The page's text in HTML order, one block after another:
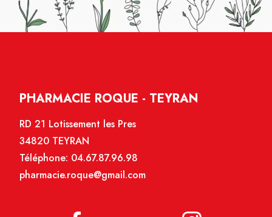
PHARMACIE ROQUE - TEYRAN
RD 21 Lotissement les Pres
34820 TEYRAN
Téléphone: 04.67.87.96.98
pharmacie.roque@gmail.com